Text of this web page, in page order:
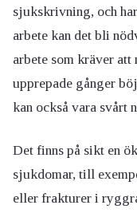
sjukskrivning, och
arbete kan det bli
arbete som kräver
upprepade gånger
kan också vara svårt
Det finns på sikt en
sjukdomar, till
eller frakturer i